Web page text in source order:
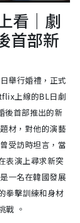
看｜劇
首部新
舉行婚禮，正式
上線的BL日劇
後首部推出的新
材，對他的演藝
受訪時坦言，當
表演上尋求新突
一名在韓國發展
拳擊訓練和身材
戰 。